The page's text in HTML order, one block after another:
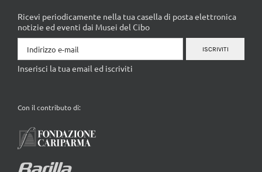
Ricevi periodicamente nella tua casella di posta elettronica
notizie ed eventi dai Musei del Cibo
ISCRIVITI
Inserisci la tua email ed iscriviti
Con il contributo di: